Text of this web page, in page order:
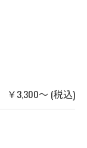
￥3,300～ (税込)